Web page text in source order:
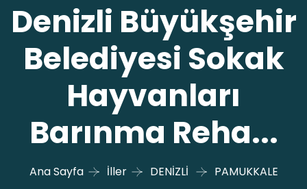
Denizli Büyükşehir
Belediyesi Sokak
Hayvanları
Barınma Reha...
Ana Sayfa İller DENİZLİ PAMUKKALE